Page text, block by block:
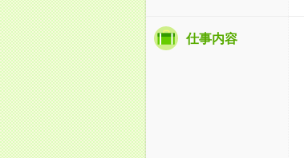
仕事内容